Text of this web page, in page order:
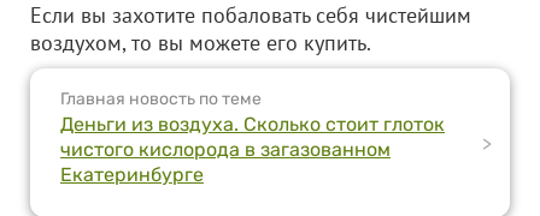
Если вы захотите побаловать себя чистейшим
воздухом, то вы можете его купить.
Главная новость по теме
Деньги из воздуха. Сколько стоит глоток
чистого кислорода в загазованном
Екатеринбурге
>